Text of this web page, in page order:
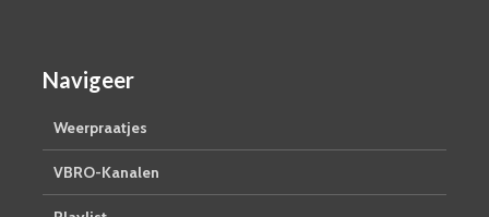
Navigeer
Weerpraatjes
VBRO-Kanalen